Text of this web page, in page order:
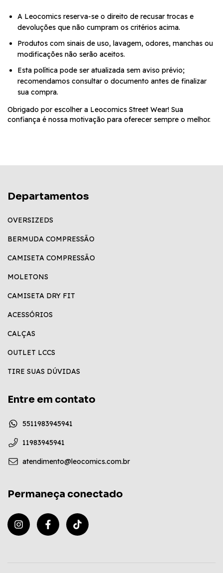
A Leocomics reserva-se o direito de recusar trocas e
devoluções que não cumpram os critérios acima.
Produtos com sinais de uso, lavagem, odores, manchas ou
modificações não serão aceitos.
Esta política pode ser atualizada sem aviso prévio;
recomendamos consultar o documento antes de finalizar
sua compra.
Obrigado por escolher a Leocomics Street Wear! Sua
confiança é nossa motivação para oferecer sempre o melhor.
Departamentos
OVERSIZEDS
BERMUDA COMPRESSÃO
CAMISETA COMPRESSÃO
MOLETONS
CAMISETA DRY FIT
ACESSÓRIOS
CALÇAS
OUTLET LCCS
TIRE SUAS DÚVIDAS
Entre em contato
5511983945941
11983945941
atendimento@leocomics.com.br
Permaneça conectado